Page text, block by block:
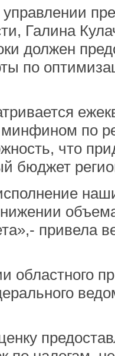
Галина
должен
по
по
что
бюджет
привела
областного